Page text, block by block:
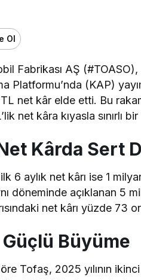
Ol
Fabrikası AŞ (#TOASO),
Platformu’nda (KAP)
net kâr elde etti. Bu
net kâra kıyasla sınırlı
Kârda Sert
ilk 6 aylık net kârı ise 1
döneminde açıklanan 5
net kârı yüzde 73
Güçlü Büyüme
Tofaş, 2025 yılının